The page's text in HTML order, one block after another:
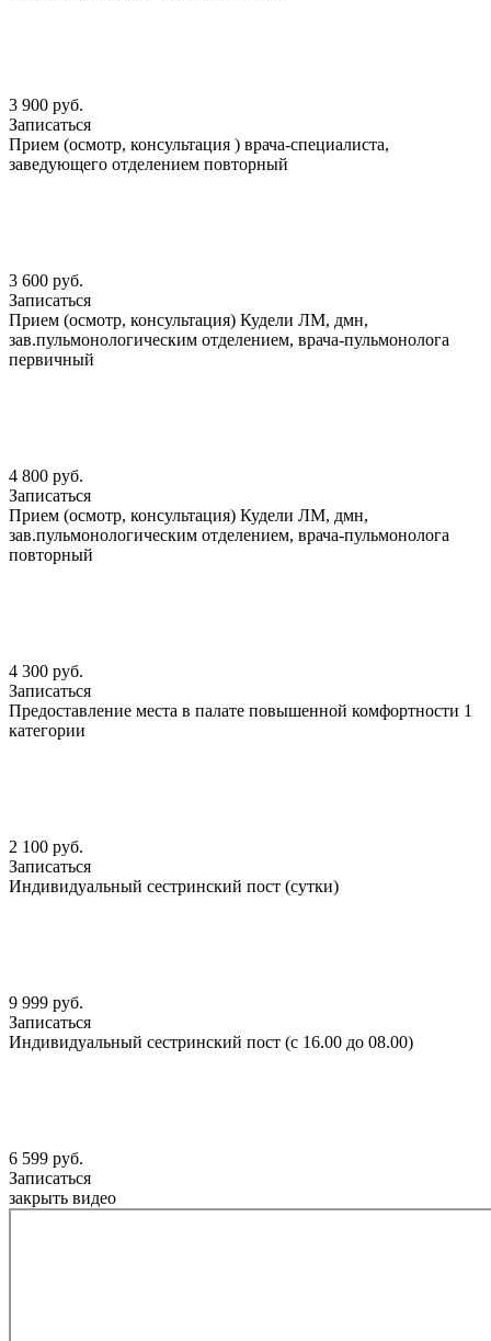
3 900 руб.
Записаться
Прием (осмотр, консультация ) врача-специалиста,
заведующего отделением повторный
3 600 руб.
Записаться
Прием (осмотр, консультация) Кудели ЛМ, дмн,
зав.пульмонологическим отделением, врача-пульмонолога
первичный
4 800 руб.
Записаться
Прием (осмотр, консультация) Кудели ЛМ, дмн,
зав.пульмонологическим отделением, врача-пульмонолога
повторный
4 300 руб.
Записаться
Предоставление места в палате повышенной комфортности 1
категории
2 100 руб.
Записаться
Индивидуальный сестринский пост (сутки)
9 999 руб.
Записаться
Индивидуальный сестринский пост (с 16.00 до 08.00)
6 599 руб.
Записаться
закрыть видео